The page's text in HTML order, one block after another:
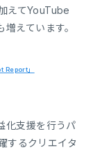
えてYouTube
えています。
」
化支援を行うパ
するクリエイタ